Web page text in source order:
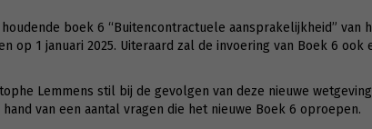
boek 6 “Buitencontractuele aansprakelijkheid”
op 1 januari 2025. Uiteraard zal de invoering van Boek 6
Lemmens stil bij de gevolgen van deze nieuwe
van een aantal vragen die het nieuwe Boek 6 oproepen.